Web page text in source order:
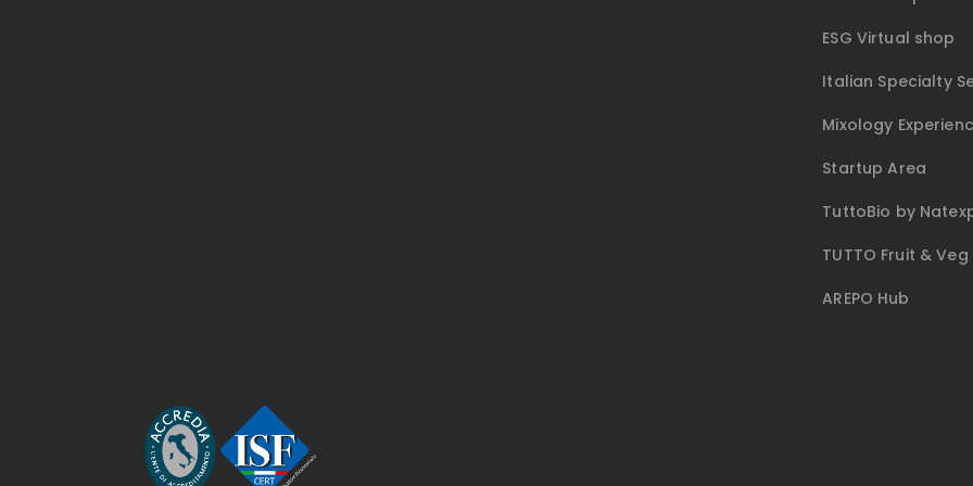
ESG Virtual shop
Italian Specialty
Mixology
Startup Area
TuttoBio by
TUTTO Fruit & Veg
AREPO Hub